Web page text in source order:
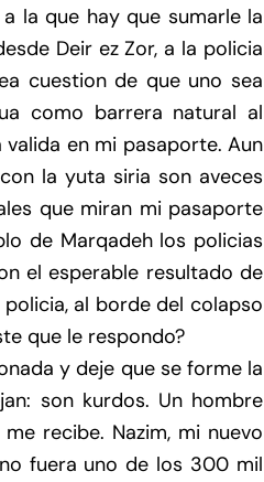
la que hay que sumarle la
Deir ez Zor, a la policia
cuestion de que uno sea
como barrera natural al
en mi pasaporte. Aun
la yuta siria son aveces
que miran mi pasaporte
de Marqadeh los policias
el esperable resultado de
al borde del colapso
que le respondo?
y deje que se forme la
son kurdos. Un hombre
recibe. Nazim, mi nuevo
fuera uno de los 300 mil